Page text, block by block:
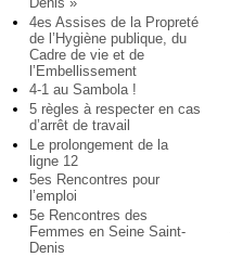
4es Assises de la Propreté
de l’Hygiène publique, du
Cadre de vie et de
l’Embellissement
4-1 au Sambola !
5 règles à respecter en cas
d’arrêt de travail
Le prolongement de la
ligne 12
5es Rencontres pour
l’emploi
5e Rencontres des
Femmes en Seine Saint-
Denis